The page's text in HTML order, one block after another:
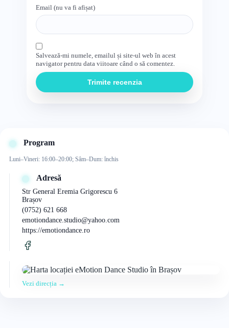
Email (nu va fi afișat)
Salvează-mi numele, emailul și site-ul web în acest
navigator pentru data viitoare când o să comentez.
Trimite recenzia
Program
Luni–Vineri: 16:00–20:00; Sâm–Dum: închis
Adresă
Str General Eremia Grigorescu 6
Brașov
(0752) 621 668
emotiondance.studio@yahoo.com
https://emotiondance.ro
Vezi direcția →